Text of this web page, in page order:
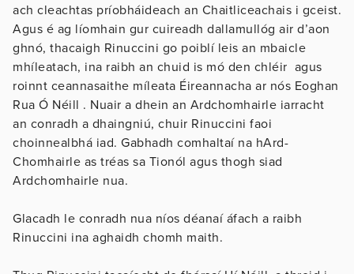
ach cleachtas príobháideach an Chaitliceachais i gceist.
Agus é ag líomhain gur cuireadh dallamullóg air d’aon
ghnó, thacaigh Rinuccini go poiblí leis an mbaicle
mhíleatach, ina raibh an chuid is mó den chléir agus
roinnt ceannasaithe míleata Éireannacha ar nós Eoghan
Rua Ó Néill . Nuair a dhein an Ardchomhairle iarracht
an conradh a dhaingniú, chuir Rinuccini faoi
choinnealbhá iad. Gabhadh comhaltaí na hArd-
Chomhairle as tréas sa Tionól agus thogh siad
Ardchomhairle nua.
Glacadh le conradh nua níos déanaí áfach a raibh
Rinuccini ina aghaidh chomh maith.